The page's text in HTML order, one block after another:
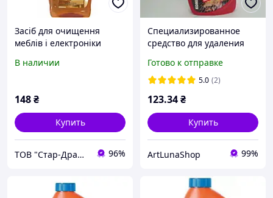
Засіб для очищення
меблів і електроніки
мл
В наличии
148₴
Купить
ТОВ "Стар-Драйв" 96%
Специализированное
средство для удаления
поверхности камина и
гриля Tytan 500 мл
Готово к отправке
5.0 (2)
123.34₴
Купить
ArtLunaShop 99%